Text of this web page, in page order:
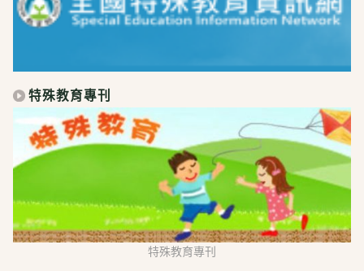
特殊教育專刊
特殊教育專刊